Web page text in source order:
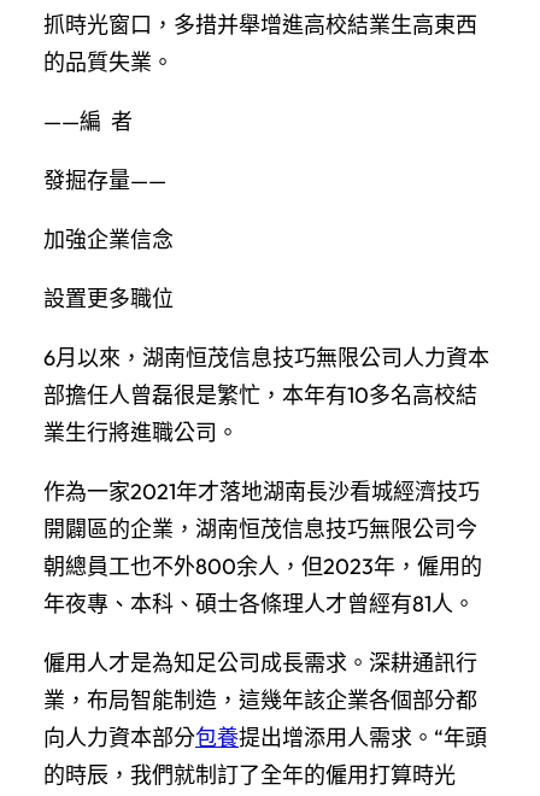
抓時光窗口，多措并舉增進高校結業生高東西
的品質失業。
——編 者
發掘存量——
加強企業信念
設置更多職位
6月以來，湖南恒茂信息技巧無限公司人力資本
部擔任人曾磊很是繁忙，本年有10多名高校結
業生行將進職公司。
作為一家2021年才落地湖南長沙看城經濟技巧
開闢區的企業，湖南恒茂信息技巧無限公司今
朝總員工也不外800余人，但2023年，僱用的
年夜專、本科、碩士各條理人才曾經有81人。
僱用人才是為知足公司成長需求。深耕通訊行
業，布局智能制造，這幾年該企業各個部分都
向人力資本部分包養提出增添用人需求。“年頭
的時辰，我們就制訂了全年的僱用打算時光